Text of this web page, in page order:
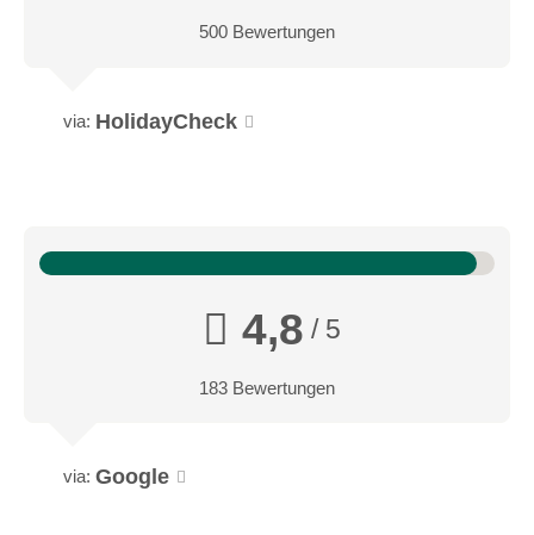
500 Bewertungen
via: HolidayCheck
4,8 / 5
183 Bewertungen
via: Google